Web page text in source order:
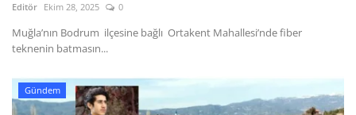
Editör Ekim 28, 2025 0
Muğla’nın Bodrum ilçesine bağlı Ortakent Mahallesi’nde fiber
teknenin batmasın...
Gündem